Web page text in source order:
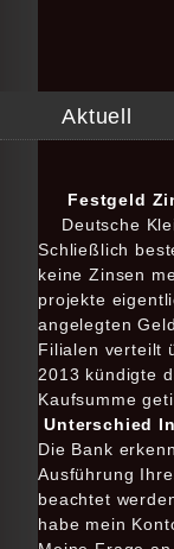
Aktuell
Festgeld
Deutsche
Schließlich
keine Zinsen
projekte
angelegten
Filialen verteilt
2013 kündigte
Kaufsumme
Unterschied
Die Bank
Ausführung
beachtet
habe mein